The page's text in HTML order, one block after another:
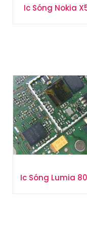
Ic Sóng Nokia
Ic Sóng Lumia